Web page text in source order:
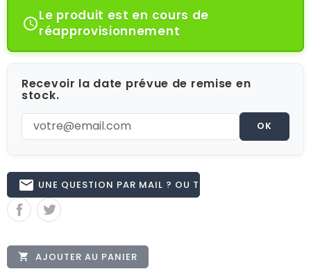
Le produit est en cours de
réapprovisionnement
Recevoir la date prévue de remise en
stock.
OK
email UNE QUESTION PAR MAIL ? OU TÉL 02.51.62.16.59
 AJOUTER AU PANIER